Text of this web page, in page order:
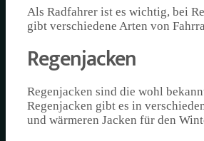
Als Radfahrer ist es wichtig, bei
gibt verschiedene Arten von
Regenjacken
Regenjacken sind die wohl
Regenjacken gibt es in
und wärmeren Jacken für den